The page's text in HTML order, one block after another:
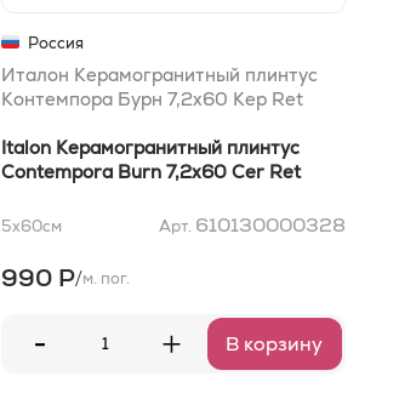
Россия
Италон Керамогранитный плинтус
Контемпора Бурн 7,2x60 Кер Ret
Italon Керамогранитный плинтус
Contempora Burn 7,2x60 Cer Ret
5x60см Арт. 610130000328
990 Р/м. пог.
- + В корзину